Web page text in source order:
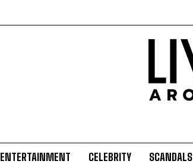
ENTERTAINMENT CELEBRITY SCANDALS